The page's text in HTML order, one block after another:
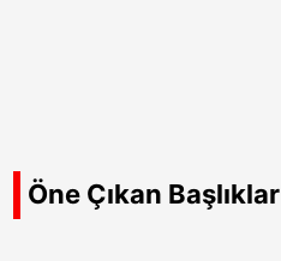
Öne Çıkan Başlıklar